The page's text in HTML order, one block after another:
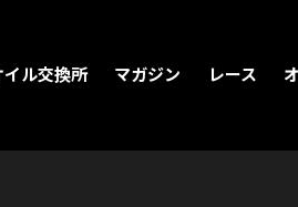
イル交換所 マガジン レース